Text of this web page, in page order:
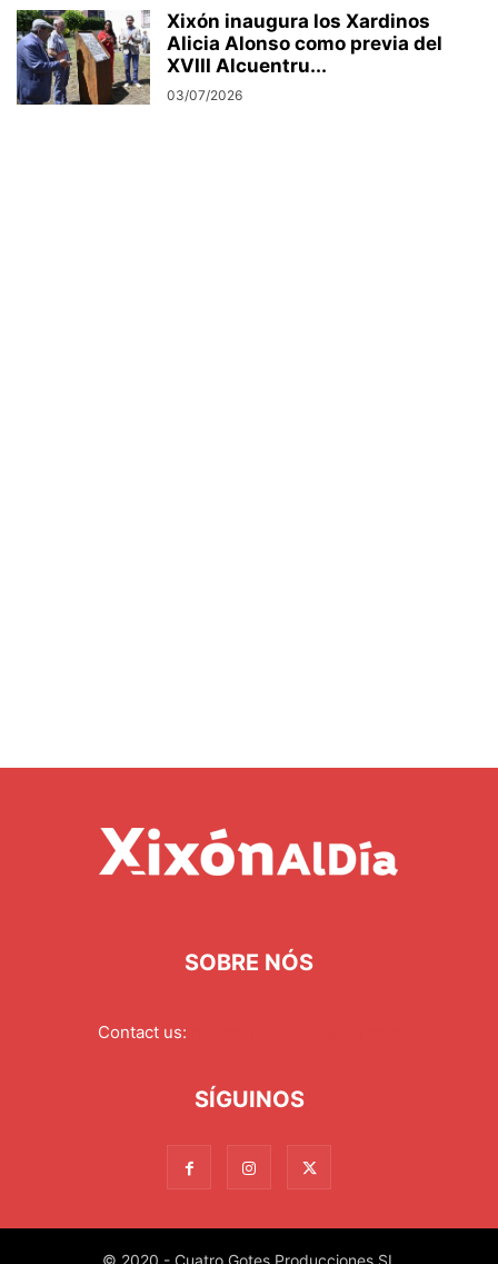
Xixón inaugura los Xardinos
Alicia Alonso como previa del
XVIII Alcuentru...
03/07/2026
SOBRE NÓS
Contact us:
SÍGUINOS
© 2020 - Cuatro Gotes Producciones SL